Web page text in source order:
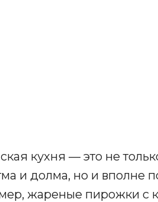
кухня — это не
и долма, но и вполне
жареные пирожки с